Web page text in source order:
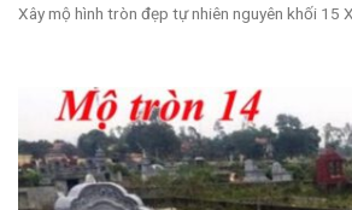
Xây mộ hình tròn đẹp tự nhiên nguyên khối 15